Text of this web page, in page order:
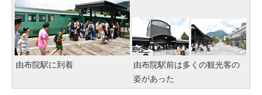
由布院駅に到着
由布院駅前は多くの観光客の
姿があった